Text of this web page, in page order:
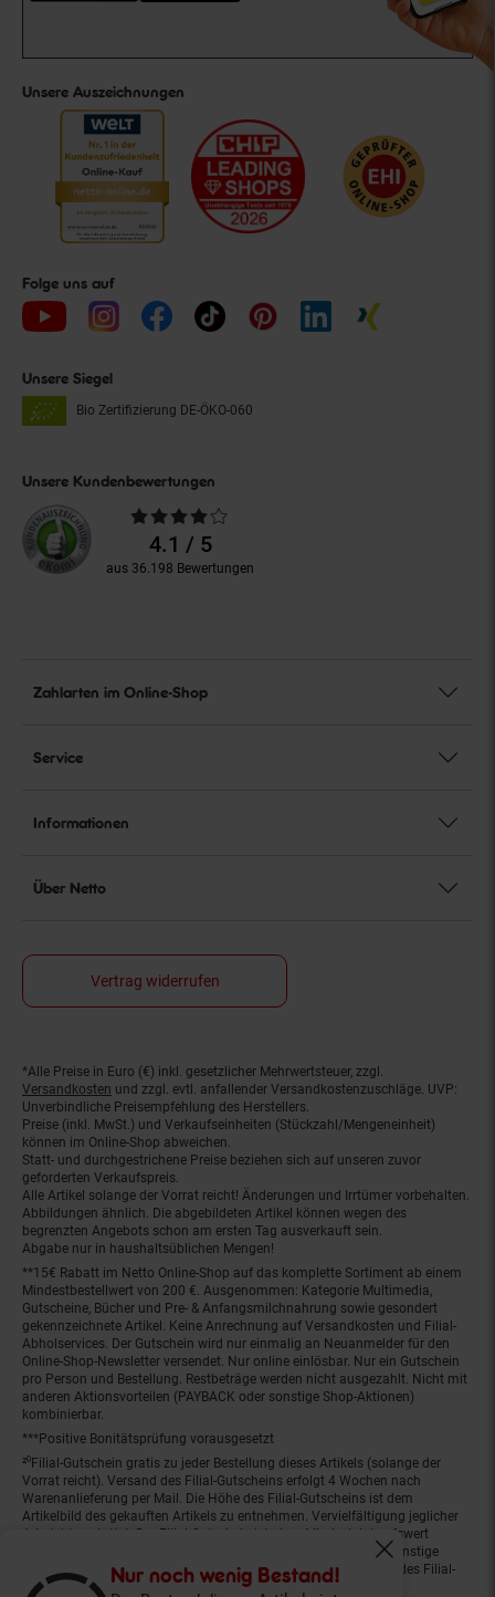
Nur noch wenig Bestand!
Fenster
Unsere Auszeichnungen
Folge uns auf
Unsere Siegel
Bio Zertifizierung DE-ÖKO-060
Unsere Kundenbewertungen
Durchschnittliche
Bewertungen4.1 / 5
aus 36.198 Bewertungen
Zahlarten im Online-Shop
Service
Informationen
Über Netto
Vertrag widerrufen
Fußnoten
*Alle Preise in Euro (€) inkl. gesetzlicher Mehrwertsteuer, zzgl.
Versandkosten und zzgl. evtl. anfallender Versandkostenzuschläge. UVP:
Unverbindliche Preisempfehlung des Herstellers.
Preise (inkl. MwSt.) und Verkaufseinheiten (Stückzahl/Mengeneinheit)
können im Online-Shop abweichen.
Statt- und durchgestrichene Preise beziehen sich auf unseren zuvor
geforderten Verkaufspreis.
Alle Artikel solange der Vorrat reicht! Änderungen und Irrtümer vorbehalten.
Abbildungen ähnlich. Die abgebildeten Artikel können wegen des
begrenzten Angebots schon am ersten Tag ausverkauft sein.
Abgabe nur in haushaltsüblichen Mengen!
**15€ Rabatt im Netto Online-Shop auf das komplette Sortiment ab einem
Mindestbestellwert von 200 €. Ausgenommen: Kategorie Multimedia,
Gutscheine, Bücher und Pre- & Anfangsmilchnahrung sowie gesondert
gekennzeichnete Artikel. Keine Anrechnung auf Versandkosten und Filial-
Abholservices. Der Gutschein wird nur einmalig an Neuanmelder für den
Online-Shop-Newsletter versendet. Nur online einlösbar. Nur ein Gutschein
pro Person und Bestellung. Restbeträge werden nicht ausgezahlt. Nicht mit
anderen Aktionsvorteilen (PAYBACK oder sonstige Shop-Aktionen)
kombinierbar.
***Positive Bonitätsprüfung vorausgesetzt
²⁰Filial-Gutschein gratis zu jeder Bestellung dieses Artikels (solange der
Vorrat reicht). Versand des Filial-Gutscheins erfolgt 4 Wochen nach
Warenanlieferung per Mail. Die Höhe des Filial-Gutscheins ist dem
Artikelbild des gekauften Artikels zu entnehmen. Vervielfältigung jeglicher
Art nicht gestattet. Der Filial-Gutschein ist ohne Mindesteinkaufswert
einlösbar. Nicht mit anderen Aktionsvorteilen (PAYBACK oder sonstige
Shop-Aktionen) kombinierbar. Der jeweilige Gültigkeitszeitraum des Filial-
Gutscheins ist darauf vermerkt.